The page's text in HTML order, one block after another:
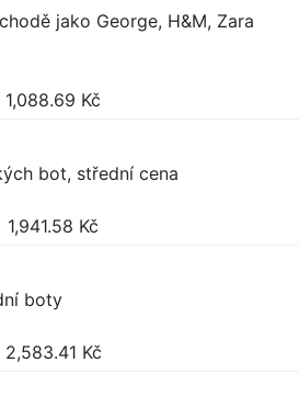
jako George, H&M, Zara
1,088.69 Kč
bot, střední cena
1,941.58 Kč
boty
2,583.41 Kč